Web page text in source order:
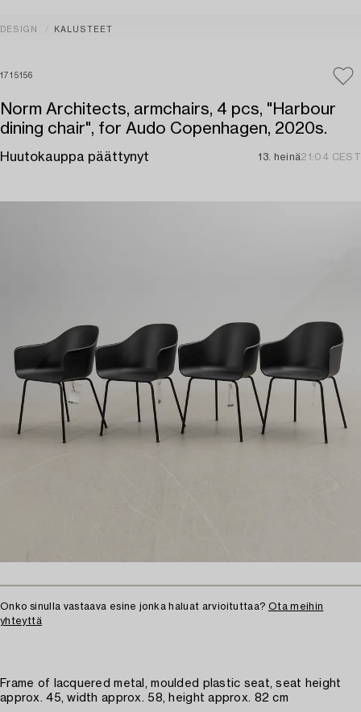
DESIGN KALUSTEET
1715156
Norm Architects, armchairs, 4 pcs, "Harbour
dining chair", for Audo Copenhagen, 2020s.
Huutokauppa päättynyt 13. heinä21:04 CEST
Onko sinulla vastaava esine jonka haluat arvioituttaa? Ota meihin
yhteyttä
Frame of lacquered metal, moulded plastic seat, seat height
approx. 45, width approx. 58, height approx. 82 cm